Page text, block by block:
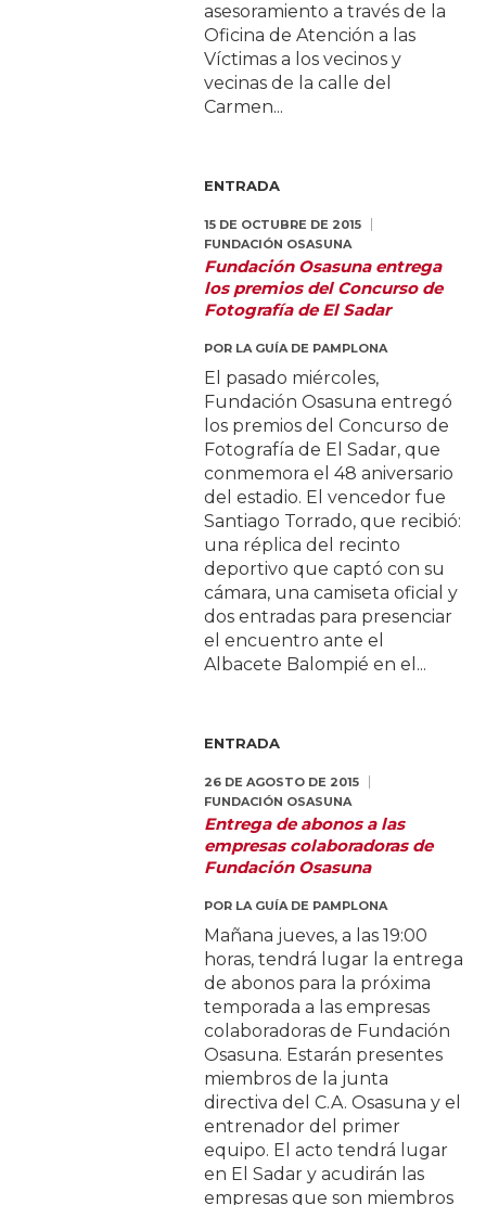
asesoramiento a través de la
Oficina de Atención a las
Víctimas a los vecinos y
vecinas de la calle del
Carmen...
ENTRADA
15 DE OCTUBRE DE 2015
FUNDACIÓN OSASUNA
Fundación Osasuna entrega
los premios del Concurso de
Fotografía de El Sadar
POR LA GUÍA DE PAMPLONA
El pasado miércoles,
Fundación Osasuna entregó
los premios del Concurso de
Fotografía de El Sadar, que
conmemora el 48 aniversario
del estadio. El vencedor fue
Santiago Torrado, que recibió:
una réplica del recinto
deportivo que captó con su
cámara, una camiseta oficial y
dos entradas para presenciar
el encuentro ante el
Albacete Balompié en el...
ENTRADA
26 DE AGOSTO DE 2015
FUNDACIÓN OSASUNA
Entrega de abonos a las
empresas colaboradoras de
Fundación Osasuna
POR LA GUÍA DE PAMPLONA
Mañana jueves, a las 19:00
horas, tendrá lugar la entrega
de abonos para la próxima
temporada a las empresas
colaboradoras de Fundación
Osasuna. Estarán presentes
miembros de la junta
directiva del C.A. Osasuna y el
entrenador del primer
equipo. El acto tendrá lugar
en El Sadar y acudirán las
empresas que son miembros